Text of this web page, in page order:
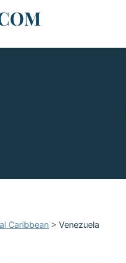
Caribbean > Venezuela